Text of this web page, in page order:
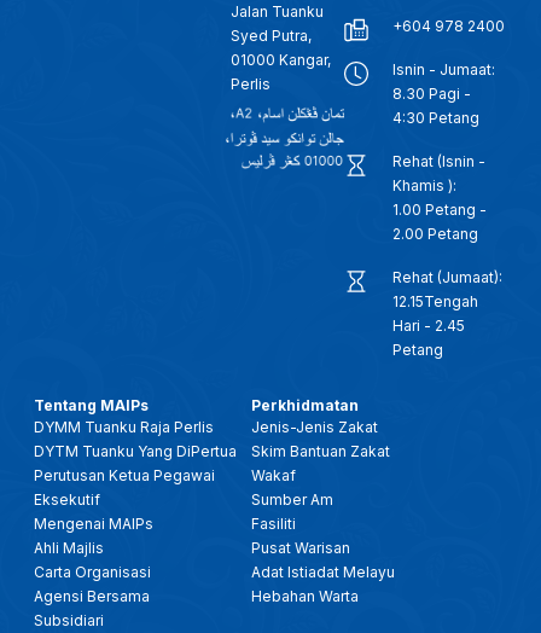
Jalan Tuanku
Syed Putra,
01000 Kangar,
Perlis
+604 978 2400
Isnin - Jumaat:
8.30 Pagi -
4:30 Petang
Rehat (Isnin -
Khamis ):
1.00 Petang -
2.00 Petang
Rehat (Jumaat):
12.15Tengah
Hari - 2.45
Petang
Tentang MAIPs
DYMM Tuanku Raja Perlis
DYTM Tuanku Yang DiPertua
Perutusan Ketua Pegawai
Eksekutif
Mengenai MAIPs
Ahli Majlis
Carta Organisasi
Agensi Bersama
Subsidiari
Perkhidmatan
Jenis-Jenis Zakat
Skim Bantuan Zakat
Wakaf
Sumber Am
Fasiliti
Pusat Warisan
Adat Istiadat Melayu
Hebahan Warta